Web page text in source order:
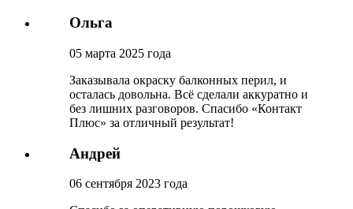
Ольга
05 марта 2025 года
Заказывала окраску балконных перил, и
осталась довольна. Всё сделали аккуратно и
без лишних разговоров. Спасибо «Контакт
Плюс» за отличный результат!
Андрей
06 сентября 2023 года